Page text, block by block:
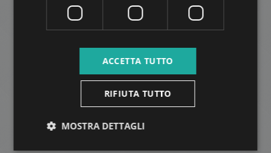
95.000.000 HUF
Quartiere 7 • 2 camere da letto • 51 m2
ACCETTA TUTTO
RIFIUTA TUTTO
MOSTRA DETTAGLI